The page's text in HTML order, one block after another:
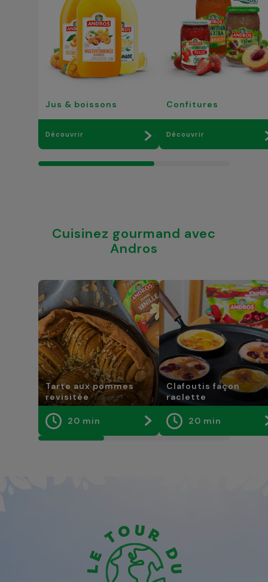
Jus & boissons
Découvrir
Confitures
Découvrir
Cuisinez gourmand avec
Andros
Tarte aux pommes
revisitée
20 min
Clafoutis façon
raclette
20 min